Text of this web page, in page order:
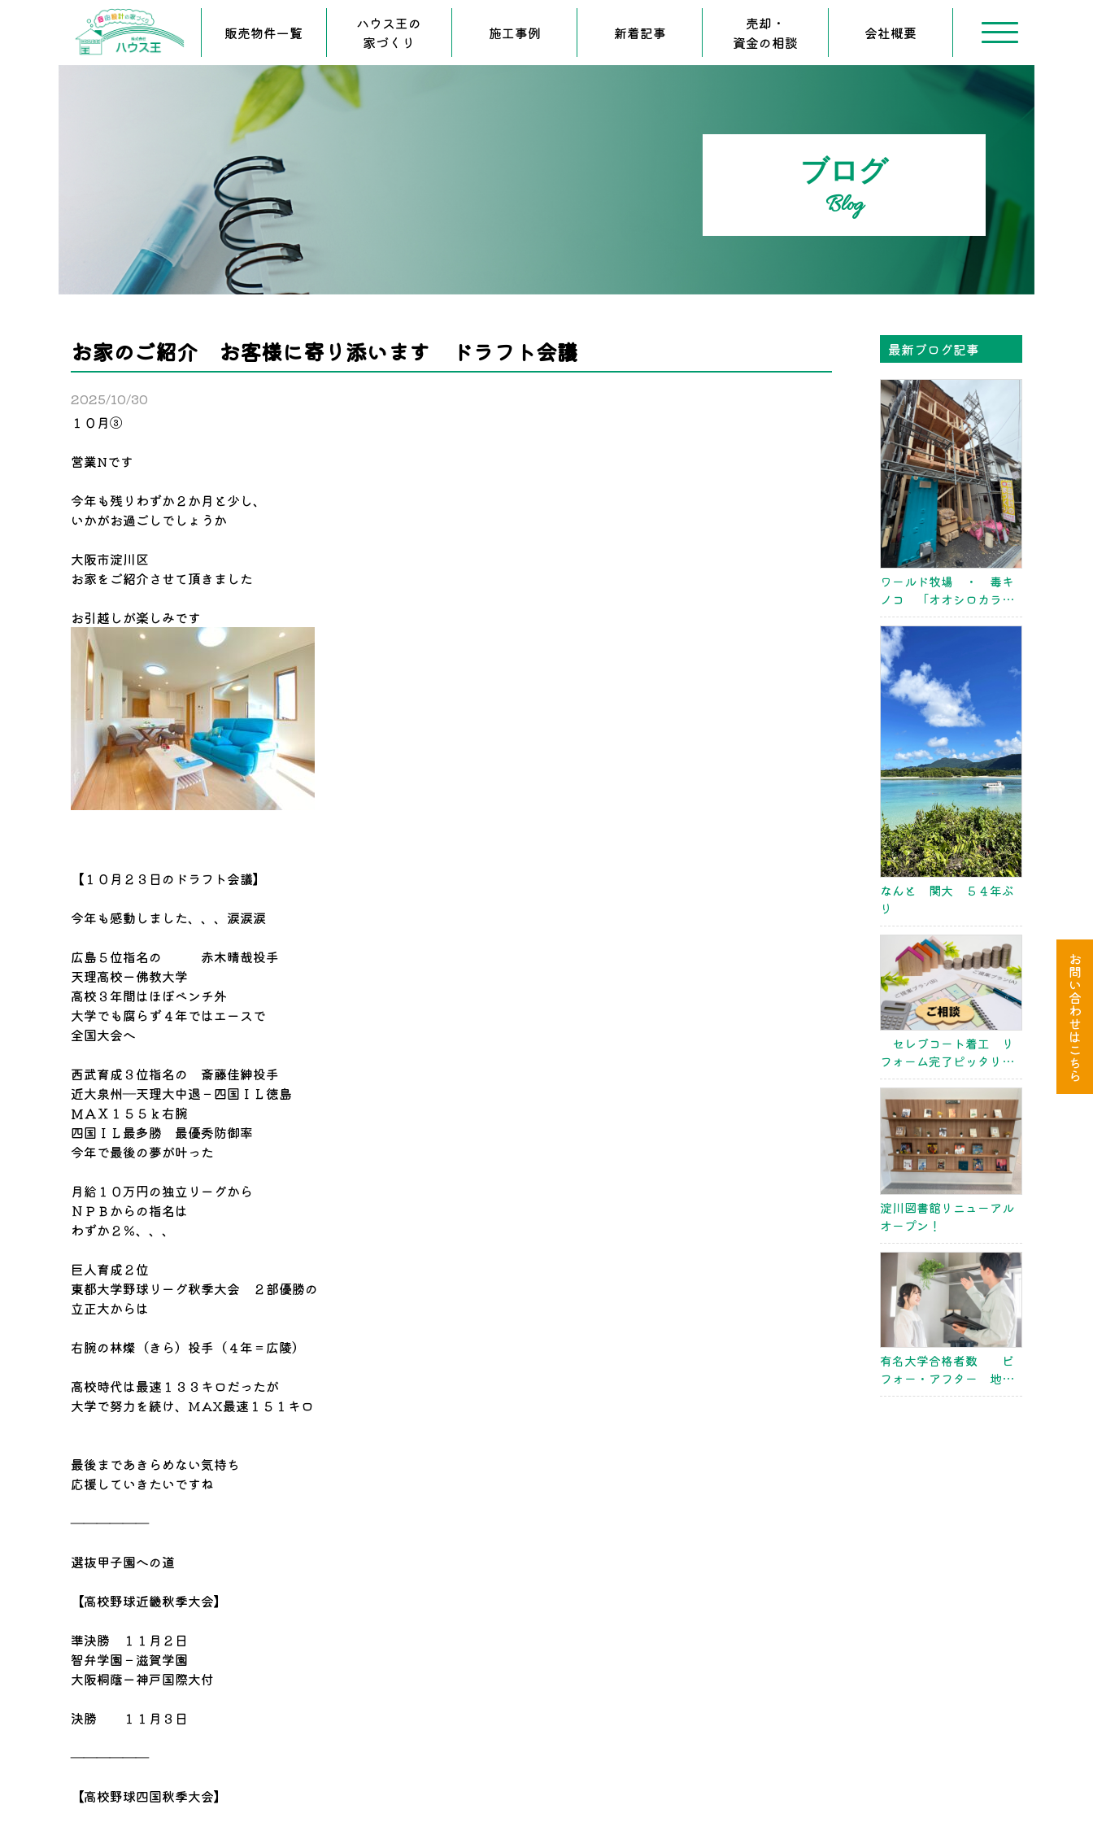
販売物件一覧
ハウス王の
家づくり
施工事例 新着記事
売却・
資金の相談
会社概要
ブログ
Blog
お家のご紹介 お客様に寄り添います ドラフト会議
2025/10/30
１０月③
営業Nです
今年も残りわずか２か月と少し、
いかがお過ごしでしょうか
大阪市淀川区
お家をご紹介させて頂きました
お引越しが楽しみです
【１０月２３日のドラフト会議】
今年も感動しました、、、涙涙涙
広島５位指名の 赤木晴哉投手
天理高校ー佛教大学
高校３年間はほぼベンチ外
大学でも腐らず４年ではエースで
全国大会へ
西武育成３位指名の 斎藤佳紳投手
近大泉州―天理大中退－四国ＩＬ徳島
ＭＡＸ１５５ｋ右腕
四国ＩＬ最多勝 最優秀防御率
今年で最後の夢が叶った
月給１０万円の独立リーグから
ＮＰＢからの指名は
わずか２％、、、
巨人育成２位
東都大学野球リーグ秋季大会 ２部優勝の
立正大からは
右腕の林燦（きら）投手（４年＝広陵）
高校時代は最速１３３キロだったが
大学で努力を続け、MAX最速１５１キロ
最後まであきらめない気持ち
応援していきたいですね
――――――
選抜甲子園への道
【高校野球近畿秋季大会】
準決勝 １１月２日
智弁学園－滋賀学園
大阪桐蔭ー神戸国際大付
決勝 １１月３日
――――――
【高校野球四国秋季大会】
最新ブログ記事
ワールド牧場 ・ 毒キ
ノコ 「オオシロカラカ
サタケ」 ・ 豊中市二
葉町 上棟
なんと 関大 ５４年ぶ
り
セレブコート着工 リ
フォーム完了ピッタリサ
イズ 高校野球大阪大
会・近畿大会 関大
淀川図書館リニューアル
オープン！
有名大学合格者数 ビ
フォー・アフター 地方
大会
お
問
い
合
わ
せ
は
こ
ち
ら